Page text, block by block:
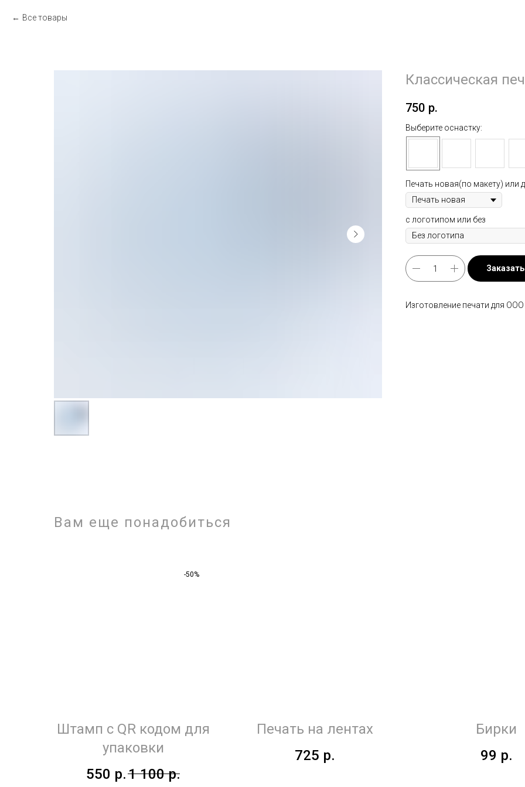
Все товары
Классическая
750 р.
Выберите оснастку:
Печать новая(по макету) или
с логотипом или без
Изготовление печати для ООО
Вам еще понадобиться
-50%
Штамп с QR кодом для
упаковки
550 р.1 100 р.
Печать на лентах
725 р.
Бирки
99 р.